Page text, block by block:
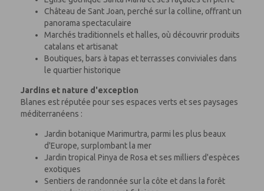
Château de Sant Joan, perché sur la colline, offrant un
panorama spectaculaire
Marchés traditionnels et halles, où découvrir produits
catalans et artisanat
Boutiques, bars à tapas et terrasses conviviales dans
le quartier historique
Jardins et nature d'exception
Blanes est réputée pour ses espaces verts et ses paysages
méditerranéens :
Jardin botanique Marimurtra, parmi les plus beaux
d'Europe, surplombant la mer
Jardin tropical Pinya de Rosa et ses milliers d'espèces
exotiques
Sentiers de randonnée sur la côte et dans la forêt